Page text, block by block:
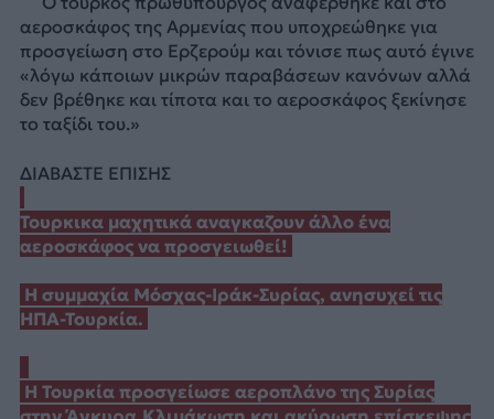
αεροσκάφος της Αρμενίας που υποχρεώθηκε για
προσγείωση στο Ερζερούμ και τόνισε πως αυτό έγινε
«λόγω κάποιων μικρών παραβάσεων κανόνων αλλά
δεν βρέθηκε και τίποτα και το αεροσκάφος ξεκίνησε
το ταξίδι του.»
ΔΙΑΒΑΣΤΕ ΕΠΙΣΗΣ
Τουρκικα μαχητικά αναγκαζουν άλλο ένα
αεροσκάφος να προσγειωθεί!
Η συμμαχία Μόσχας-Ιράκ-Συρίας, ανησυχεί τις
ΗΠΑ-Τουρκία.
Η Τουρκία προσγείωσε αεροπλάνο της Συρίας